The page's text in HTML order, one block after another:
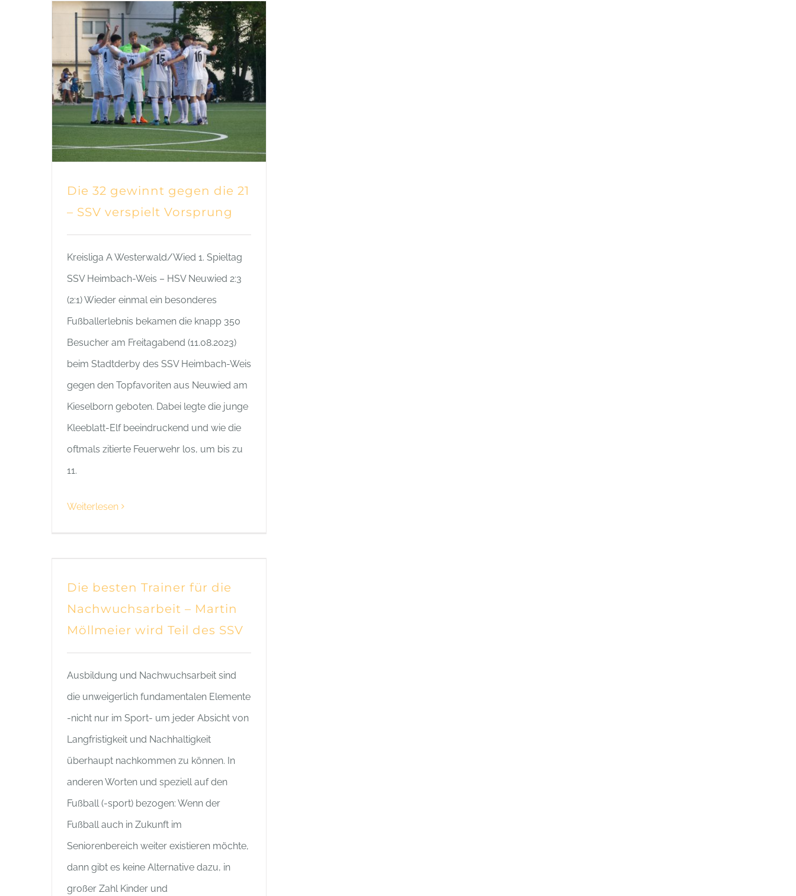
Die 32 gewinnt gegen die
21 – SSV verspielt
Vorsprung
Die 32 gewinnt gegen die 21
– SSV verspielt Vorsprung
Kreisliga A Westerwald/Wied 1. Spieltag
SSV Heimbach-Weis – HSV Neuwied 2:3
(2:1) Wieder einmal ein besonderes
Fußballerlebnis bekamen die knapp 350
Besucher am Freitagabend (11.08.2023)
beim Stadtderby des SSV Heimbach-Weis
gegen den Topfavoriten aus Neuwied am
Kieselborn geboten. Dabei legte die junge
Kleeblatt-Elf beeindruckend und wie die
oftmals zitierte Feuerwehr los, um bis zu
11.
Weiterlesen
Die besten Trainer für die
Nachwuchsarbeit – Martin
Möllmeier wird Teil des SSV
Ausbildung und Nachwuchsarbeit sind
die unweigerlich fundamentalen Elemente
-nicht nur im Sport- um jeder Absicht von
Langfristigkeit und Nachhaltigkeit
überhaupt nachkommen zu können. In
anderen Worten und speziell auf den
Fußball (-sport) bezogen: Wenn der
Fußball auch in Zukunft im
Seniorenbereich weiter existieren möchte,
dann gibt es keine Alternative dazu, in
großer Zahl Kinder und